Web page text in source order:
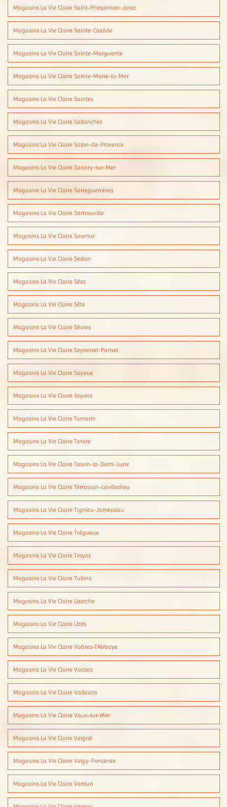
Magasins La Vie Claire Saint-Priesainten-Jarez
Magasins La Vie Claire Sainte-Clotilde
Magasins La Vie Claire Sainte-Marguerite
Magasins La Vie Claire Sainte-Marie-la-Mer
Magasins La Vie Claire Saintes
Magasins La Vie Claire Sallanches
Magasins La Vie Claire Salon-de-Provence
Magasins La Vie Claire Sanary-sur-Mer
Magasins La Vie Claire Sarreguemines
Magasins La Vie Claire Sartrouville
Magasins La Vie Claire Saumur
Magasins La Vie Claire Sedan
Magasins La Vie Claire Séez
Magasins La Vie Claire Sète
Magasins La Vie Claire Sèvres
Magasins La Vie Claire Seyssinet-Pariset
Magasins La Vie Claire Soyaux
Magasins La Vie Claire Soyons
Magasins La Vie Claire Tamarin
Magasins La Vie Claire Tarare
Magasins La Vie Claire Tassin-la-Demi-Lune
Magasins La Vie Claire Terrasson-Lavilledieu
Magasins La Vie Claire Tignieu-Jameyzieu
Magasins La Vie Claire Trégueux
Magasins La Vie Claire Troyes
Magasins La Vie Claire Tullins
Magasins La Vie Claire Uzerche
Magasins La Vie Claire Uzès
Magasins La Vie Claire Vabres-l'Abbaye
Magasins La Vie Claire Vacoas
Magasins La Vie Claire Vallauris
Magasins La Vie Claire Vaux-sur-Mer
Magasins La Vie Claire Veigné
Magasins La Vie Claire Veigy-Foncenex
Magasins La Vie Claire Verdun